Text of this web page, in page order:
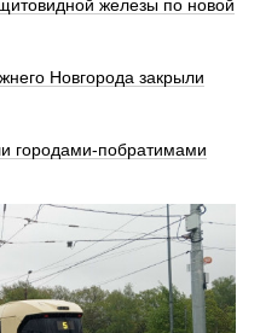
железы по новой
Новгорода закрыли
городами-побратимами